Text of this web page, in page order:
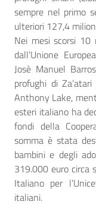
sempre nel primo
ulteriori 127,4
Nei mesi scorsi
dall’Unione
Josè Manuel
profughi di
Anthony Lake,
esteri italiano ha
fondi della
somma è stata
bambini e degli
319.000 euro circa
Italiano per
italiani.